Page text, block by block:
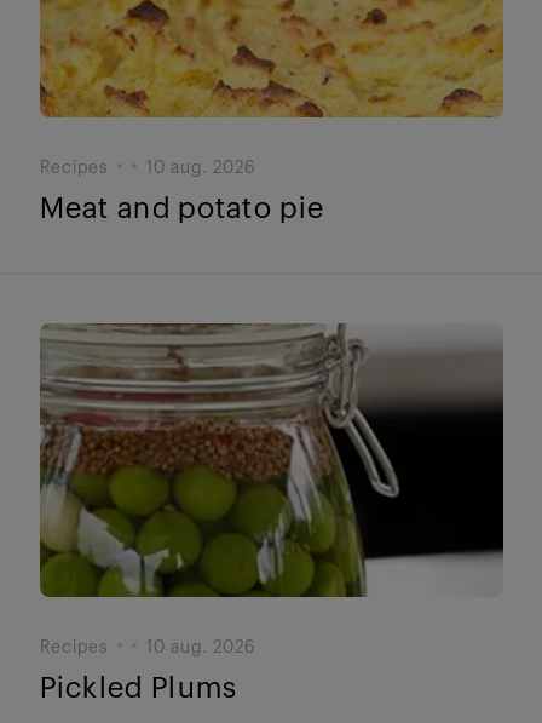
Recipes 10 aug. 2026
Meat and potato pie
Recipes 10 aug. 2026
Pickled Plums